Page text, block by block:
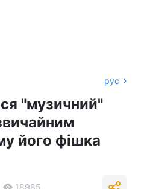
рус
"музичний"
його фішка
18985